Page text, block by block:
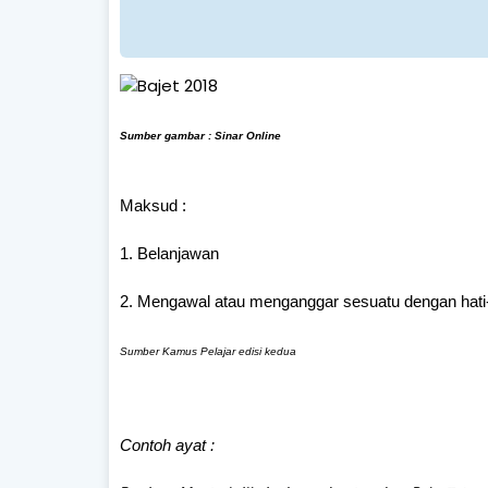
Sumber gambar : Sinar Online
Maksud :
1. Belanjawan
2. Mengawal atau menganggar sesuatu dengan
Sumber Kamus Pelajar edisi kedua
Contoh ayat :